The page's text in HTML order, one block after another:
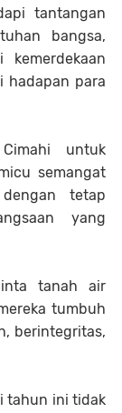
tantangan
bangsa,
kemerdekaan
hadapan para
untuk
semangat
tetap
yang
tanah air
tumbuh
berintegritas,
tahun ini tidak